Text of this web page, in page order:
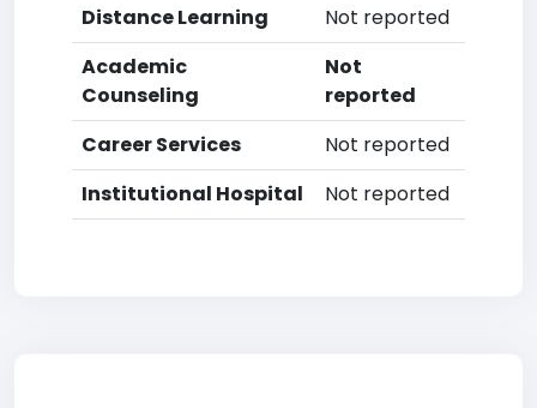
Distance Learning
Not reported
Academic
Counseling
Not
reported
Career Services
Not reported
Institutional Hospital
Not reported